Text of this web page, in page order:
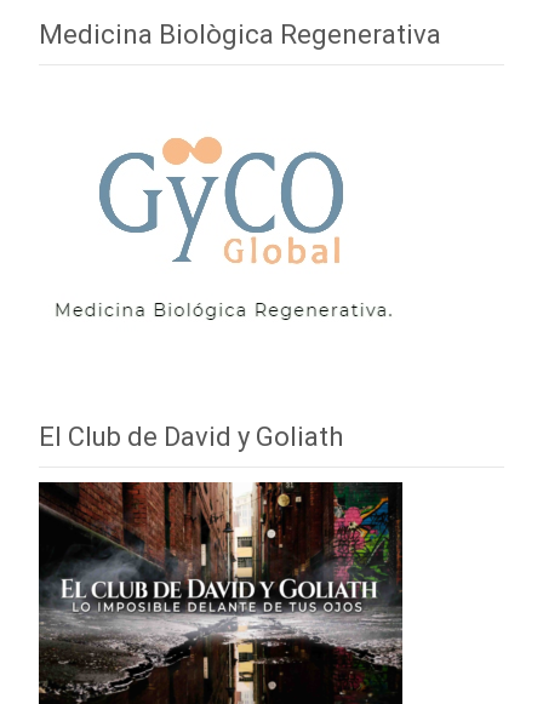
Medicina Biològica Regenerativa
El Club de David y Goliath